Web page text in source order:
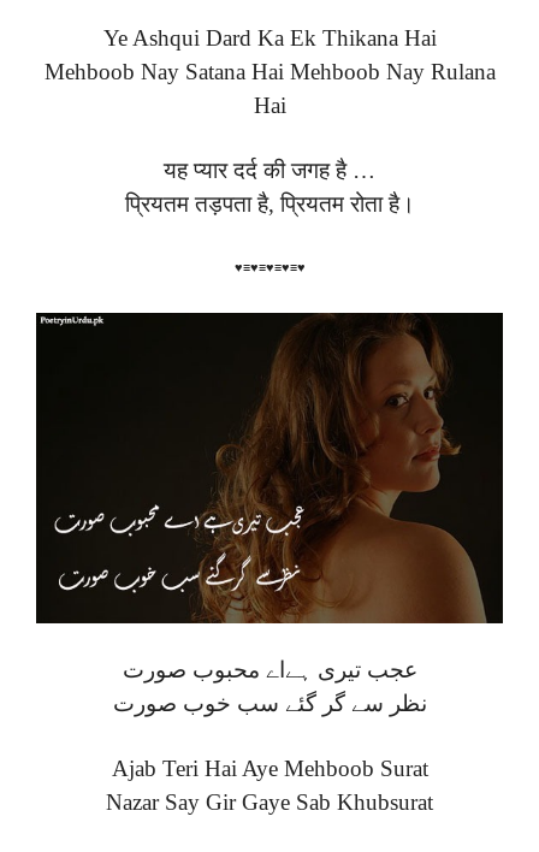
Ye Ashqui Dard Ka Ek Thikana Hai
Mehboob Nay Satana Hai Mehboob Nay Rulana
Hai
यह प्यार दर्द की जगह है …
प्रियतम तड़पता है, प्रियतम रोता है।
♥≡♥≡♥≡♥≡♥
عجب تیری ہےاے محبوب صورت
نظر سے گر گئے سب خوب صورت
Ajab Teri Hai Aye Mehboob Surat
Nazar Say Gir Gaye Sab Khubsurat